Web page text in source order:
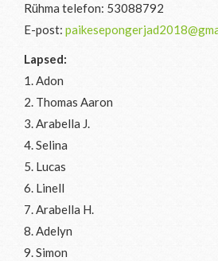
Rühma telefon: 53088792
E-post:
Lapsed:
1. Adon
2. Thomas Aaron
3. Arabella J.
4. Selina
5. Lucas
6. Linell
7. Arabella H.
8. Adelyn
9. Simon